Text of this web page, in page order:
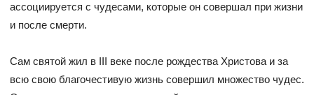
ассоциируется с чудесами, которые он совершал при жизни
и после смерти.
Сам святой жил в III веке после рождества Христова и за
всю свою благочестивую жизнь совершил множество чудес.